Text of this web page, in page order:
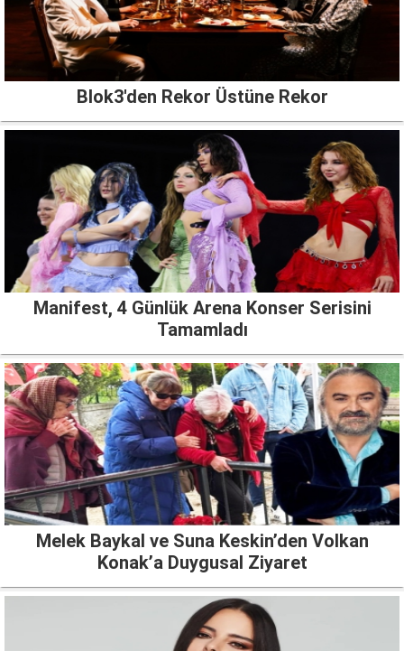
Blok3'den Rekor Üstüne Rekor
Manifest, 4 Günlük Arena Konser Serisini
Tamamladı
Melek Baykal ve Suna Keskin’den Volkan
Konak’a Duygusal Ziyaret